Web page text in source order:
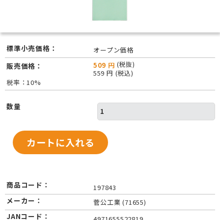
標準小売価格： オープン価格
販売価格： 509 円 (税抜)
559 円 (税込)
税率：10%
数量
商品コード： 197843
メーカー： 菅公工業 (71655)
JANコード：